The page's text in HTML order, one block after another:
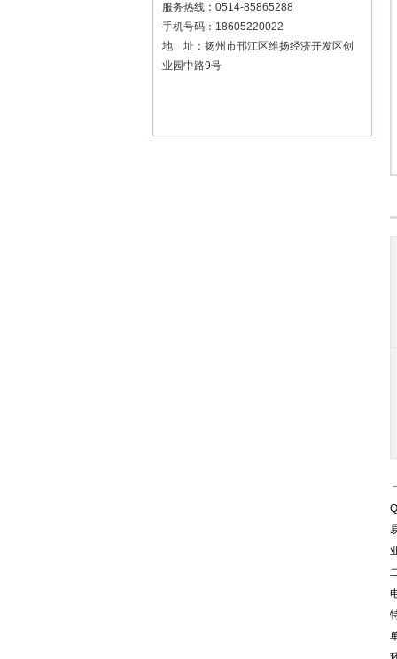
服务热线：0514-85865288
手机号码：18605220022
地 址：扬州市邗江区维扬经济开发区创
业园中路9号